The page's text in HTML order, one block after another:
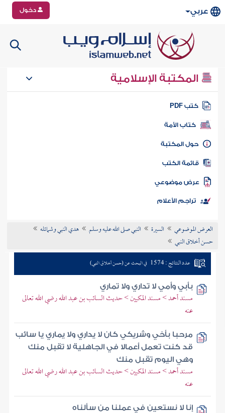
عربي دخول
المكتبة الإسلامية
كتب PDF
كتاب الأمة
المكتبة
الكتب
موضوعي
تراجم الأعلام
العرض الموضوعي السيرة النبي صلى الله عليه وسلم
هدي النبي وشمائله
حسن أخلاق النبي
عدد النتائج : 1574 في البحث عن (حسن أخلاق النبي)
بأبي وأمي لا تداري ولا تماري
مسند أحمد > مسند المكيين > حديث السائب بن عبد الله رضي الله تعالى
عنه
مرحبا بأخي وشريكي كان لا يداري ولا يماري يا سائب
قد كنت تعمل أعمالا في الجاهلية لا تقبل منك
وهي اليوم تقبل منك
مسند أحمد > مسند المكيين > حديث السائب بن عبد الله رضي الله تعالى
عنه
إنا لا نستعين في عملنا من سألناه